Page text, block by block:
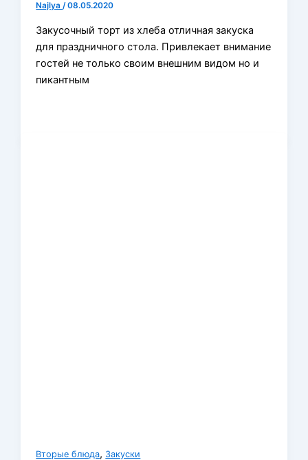
Najlya/08.05.2020
Закусочный торт из хлеба отличная закуска
для праздничного стола. Привлекает внимание
гостей не только своим внешним видом но и
пикантным
Вторые блюда, Закуски